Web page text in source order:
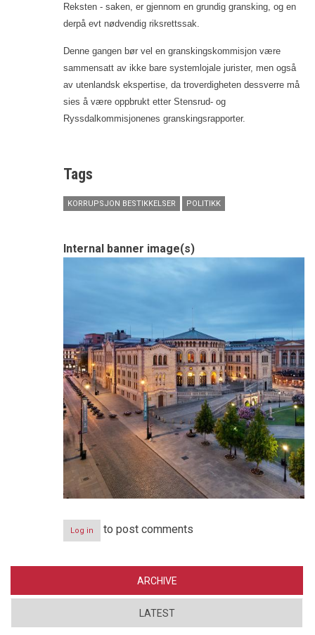
Reksten - saken, er gjennom en grundig gransking, og en
derpå evt nødvendig riksrettssak.
Denne gangen bør vel en granskingskommisjon være
sammensatt av ikke bare systemlojale jurister, men også
av utenlandsk ekspertise, da troverdigheten dessverre må
sies å være oppbrukt etter Stensrud- og
Ryssdalkommisjonenes granskingsrapporter.
Tags
KORRUPSJON BESTIKKELSER POLITIKK
Internal banner image(s)
Log in to post comments
ARCHIVE
LATEST